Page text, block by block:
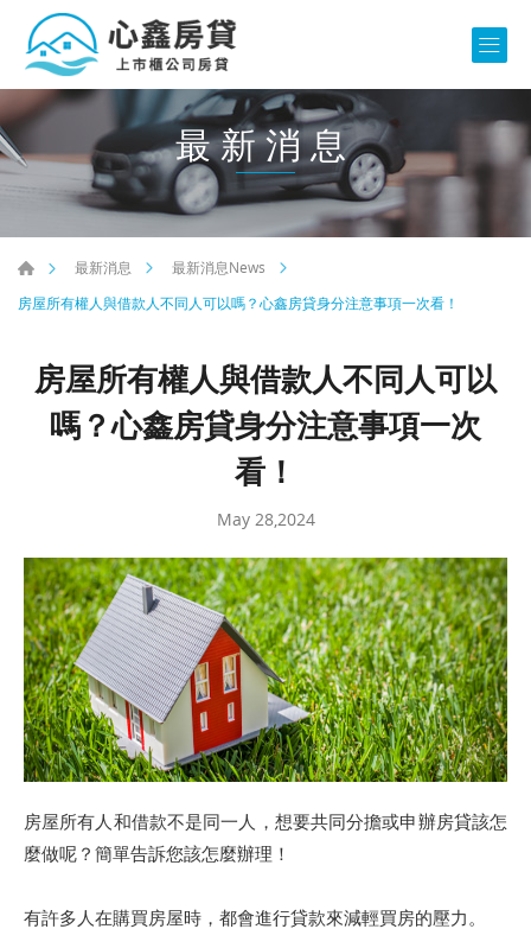
最新消息
最新消息
最新消息News
房屋所有權人與借款人不同人可以嗎？心鑫房貸身分注意事項一次看！
房屋所有權人與借款人不同人可以
嗎？心鑫房貸身分注意事項一次
看！
May 28,2024
房屋所有人和借款不是同一人，想要共同分擔或申辦房貸該怎
麼做呢？簡單告訴您該怎麼辦理！
有許多人在購買房屋時，都會進行貸款來減輕買房的壓力。